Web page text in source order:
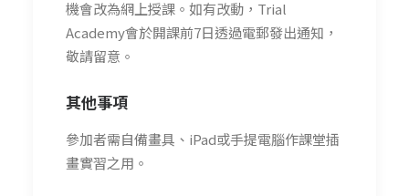
機會改為網上授課。如有改動，Trial
Academy會於開課前7日透過電郵發出通知，
敬請留意。
其他事項
參加者需自備畫具、iPad或手提電腦作課堂插
畫實習之用。